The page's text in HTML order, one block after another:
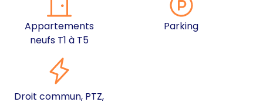
Appartements
neufs T1 à T5
Parking
Droit commun, PTZ,